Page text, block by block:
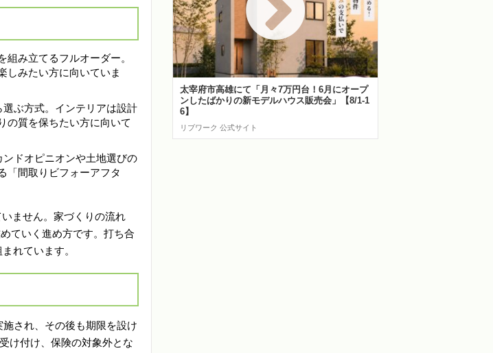
み立てるフルオーダー。
しみたい方に向いていま
ぶ方式。インテリアは設計
の質を保ちたい方に向いて
ドオピニオンや土地選びの
「間取りビフォーアフタ
ません。家づくりの流れ
ていく進め方です。打ち合
れています。
され、その後も期限を設け
け付け、保険の対象外とな
太宰府市高雄にて「月々7万円台！6月にオープ
ンしたばかりの新モデルハウス販売会」【8/1-1
6】
リブワーク 公式サイト